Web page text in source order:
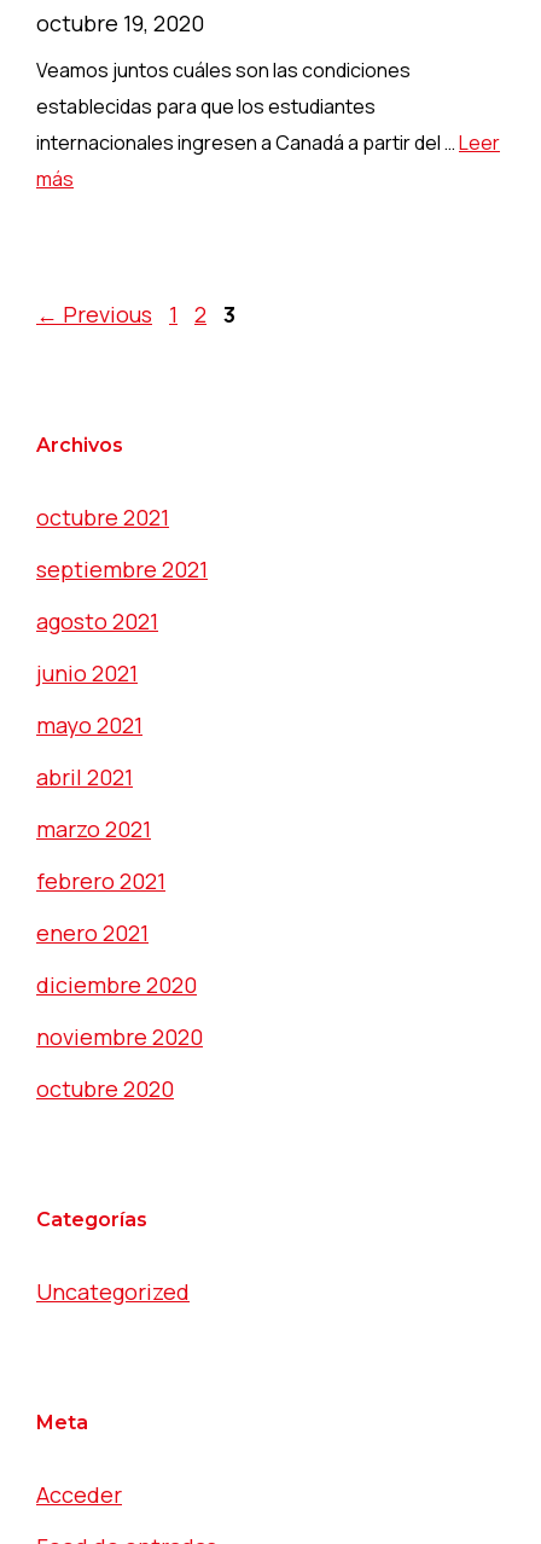
octubre 19, 2020
Veamos juntos cuáles son las condiciones
establecidas para que los estudiantes
internacionales ingresen a Canadá a partir del …Leer
más
← Previous Page
1 Page
2 Page
3
Archivos
octubre 2021
septiembre 2021
agosto 2021
junio 2021
mayo 2021
abril 2021
marzo 2021
febrero 2021
enero 2021
diciembre 2020
noviembre 2020
octubre 2020
Categorías
Uncategorized
Meta
Acceder